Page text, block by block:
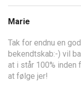
Marie
Tak for endnu en
bekendtskab:-) vil
at i står 100%
at følge jer!